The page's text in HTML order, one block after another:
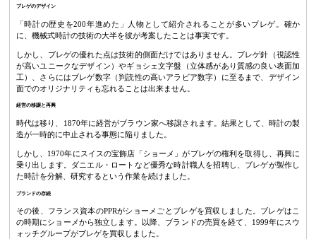
ブレゲのデザイン
「時計の歴史を200年進めた」人物として紹介されることが多いブレゲ。確か
に、機械式時計の技術の大半を彼が考案したことは事実です。
しかし、ブレゲの優れた点は技術的側面だけではありません。ブレゲ針（視認性
が高いユニークなデザイン）やギョシェ文字盤（立体感があり質感の良い表面加
工）、さらにはブレゲ数字（判読性の高いアラビア数字）に至るまで、デザイン
面でのオリジナリティも忘れることは出来ません。
経営の移譲と再興
時代は移り、1870年に経営がブラウン家へ移譲されます。結果として、時計の製
造が一時的に中止される事態に陥りました。
しかし、1970年にスイスの宝飾店「ショーメ」がブレゲの権利を取得し、再興に
乗り出します。ダニエル・ロートなど優秀な時計職人を招聘し、ブレゲが製作し
た時計を分解、研究するという作業を続けました。
ブランドの存続
その後、フランス資本のPPRがショーメごとブレゲを買収しました。ブレゲはこ
の時期にショーメから独立します。以降、ブランドの売買を経て、1999年にスウ
ォッチグループがブレゲを買収しました。